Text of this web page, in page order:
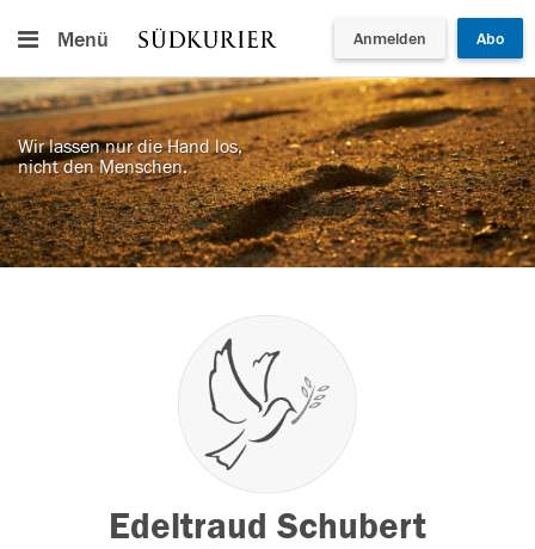
Menü Anmelden Abo
Wir lassen nur die Hand los,
nicht den Menschen.
Edeltraud Schubert